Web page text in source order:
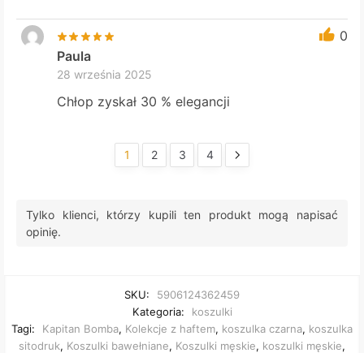
0
Paula
28 września 2025
Chłop zyskał 30 % elegancji
1 2 3 4
Tylko klienci, którzy kupili ten produkt mogą napisać
opinię.
SKU:
5906124362459
Kategoria:
koszulki
Tagi:
Kapitan Bomba, Kolekcje z haftem, koszulka czarna, koszulka
sitodruk, Koszulki bawełniane, Koszulki męskie, koszulki męskie,